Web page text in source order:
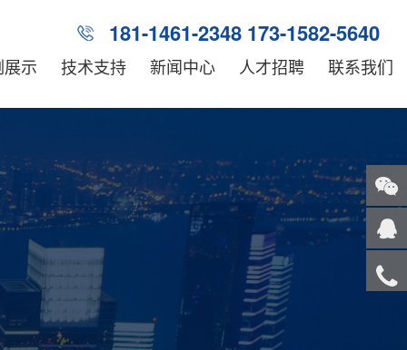
181-1461-2348 173-1582-5640
示 技术支持 新闻中心 人才招聘 联系我们
关注
微信
客服